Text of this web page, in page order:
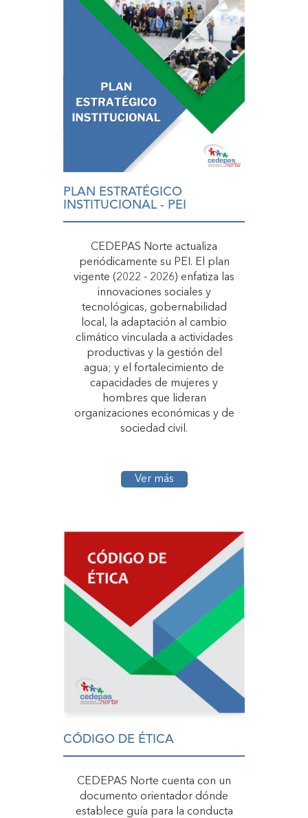
PLAN ESTRATÉGICO
INSTITUCIONAL - PEI
CEDEPAS Norte actualiza
periódicamente su PEI. El plan
vigente (2022 - 2026) enfatiza las
innovaciones sociales y
tecnológicas, gobernabilidad
local, la adaptación al cambio
climático vinculada a actividades
productivas y la gestión del
agua; y el fortalecimiento de
capacidades de mujeres y
hombres que lideran
organizaciones económicas y de
sociedad civil.
Ver más
CÓDIGO DE ÉTICA
CEDEPAS Norte cuenta con un
documento orientador dónde
establece guía para la conducta